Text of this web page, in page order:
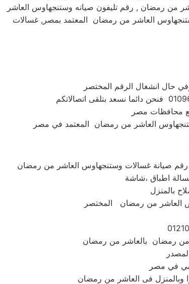
من رمضان , رقم تليفون صيانه وستنجهاوس العاشر
العاشر من رمضان المعتمد بمصر, غسالات
محافظات مصر
رقم صيانة غسالات وستنجهاوس العاشر من رمضان ( استبدال ومبيعات وصيانه وستنجهاوس العاشر من رمضان جميع الموديلات . غسالة تحميل امامي او تحميل علوي ،ثلاجة ،مكنسة ،تكييف
بالمنزل